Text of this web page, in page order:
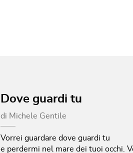
Dove guardi tu
di Michele Gentile
Vorrei guardare dove guardi tu
e perdermi nel mare dei tuoi occhi.